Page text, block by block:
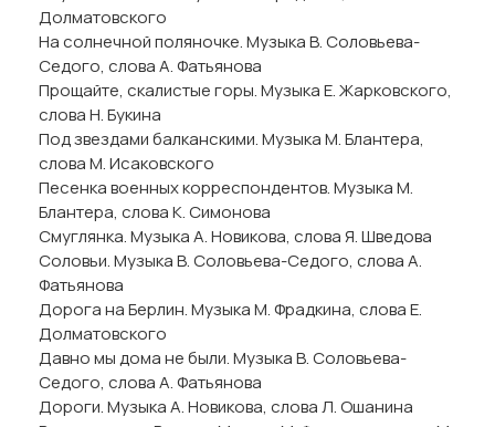
Долматовского
На солнечной поляночке. Музыка В. Соловьева-
Седого, слова А. Фатьянова
Прощайте, скалистые горы. Музыка Е. Жарковского,
слова Н. Букина
Под звездами балканскими. Музыка М. Блантера,
слова М. Исаковского
Песенка военных корреспондентов. Музыка М.
Блантера, слова К. Симонова
Смуглянка. Музыка А. Новикова, слова Я. Шведова
Соловьи. Музыка В. Соловьева-Седого, слова А.
Фатьянова
Дорога на Берлин. Музыка М. Фрадкина, слова Е.
Долматовского
Давно мы дома не были. Музыка В. Соловьева-
Седого, слова А. Фатьянова
Дороги. Музыка А. Новикова, слова Л. Ошанина